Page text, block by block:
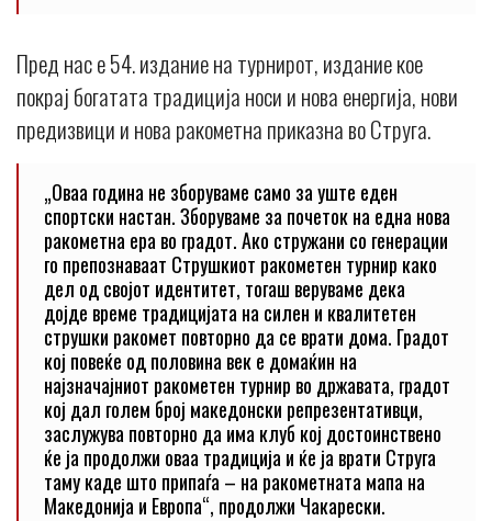
Пред нас е 54. издание на турнирот, издание кое
покрај богатата традиција носи и нова енергија, нови
предизвици и нова ракометна приказна во Струга.
„Оваа година не зборуваме само за уште еден
спортски настан. Зборуваме за почеток на една нова
ракометна ера во градот. Ако стружани со генерации
го препознаваат Струшкиот ракометен турнир како
дел од својот идентитет, тогаш веруваме дека
дојде време традицијата на силен и квалитетен
струшки ракомет повторно да се врати дома. Градот
кој повеќе од половина век е домаќин на
најзначајниот ракометен турнир во државата, градот
кој дал голем број македонски репрезентативци,
заслужува повторно да има клуб кој достоинствено
ќе ја продолжи оваа традиција и ќе ја врати Струга
таму каде што припаѓа – на ракометната мапа на
Македонија и Европа“, продолжи Чакарески.